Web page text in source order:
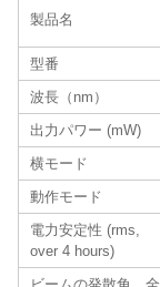
製品名
型番
波長（nm）
出力パワー (mW)
横モード
動作モード
電力安定性 (rms,
over 4 hours)